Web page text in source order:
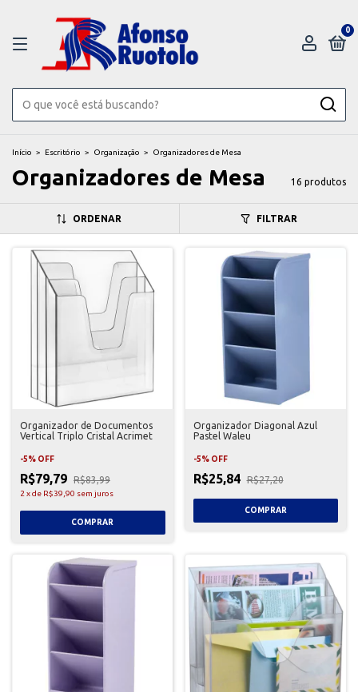
0
Início > Escritório > Organização > Organizadores de Mesa
Organizadores de Mesa 16 produtos
ORDENAR FILTRAR
Organizador de Documentos
Vertical Triplo Cristal Acrimet
-5% OFF
R$79,79 R$83,99
2 xde R$39,90 sem juros
Organizador Diagonal Azul
Pastel Waleu
-5% OFF
R$25,84 R$27,20